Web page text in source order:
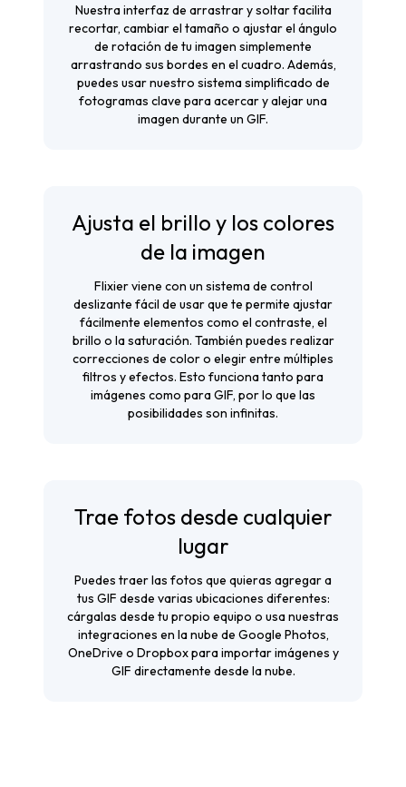
Nuestra interfaz de arrastrar y soltar facilita
recortar, cambiar el tamaño o ajustar el ángulo
de rotación de tu imagen simplemente
arrastrando sus bordes en el cuadro. Además,
puedes usar nuestro sistema simplificado de
fotogramas clave para acercar y alejar una
imagen durante un GIF.
Ajusta el brillo y los colores
de la imagen
Flixier viene con un sistema de control
deslizante fácil de usar que te permite ajustar
fácilmente elementos como el contraste, el
brillo o la saturación. También puedes realizar
correcciones de color o elegir entre múltiples
filtros y efectos. Esto funciona tanto para
imágenes como para GIF, por lo que las
posibilidades son infinitas.
Trae fotos desde cualquier
lugar
Puedes traer las fotos que quieras agregar a
tus GIF desde varias ubicaciones diferentes:
cárgalas desde tu propio equipo o usa nuestras
integraciones en la nube de Google Photos,
OneDrive o Dropbox para importar imágenes y
GIF directamente desde la nube.